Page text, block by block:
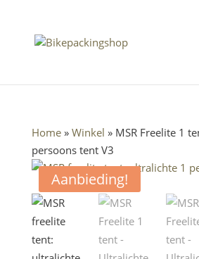
Home» Winkel » MSR Freelite 1
persoons tent V3
Aanbieding!